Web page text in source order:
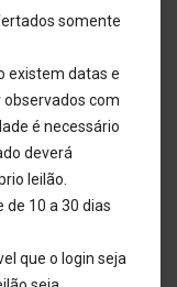
somente
existem datas e
observados com
é necessário
deverá
leilão.
de 10 a 30 dias
que o login seja